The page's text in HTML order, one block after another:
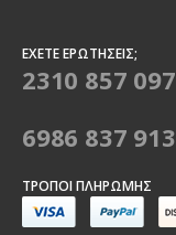
ΈΧΕΤΕ ΕΡΩΤΉΣΕΙΣ;
2310 857 097
6986 837 913
ΤΡΌΠΟΙ ΠΛΗΡΩΜΉΣ